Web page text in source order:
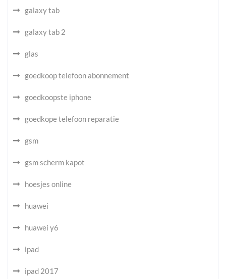
galaxy tab
galaxy tab 2
glas
goedkoop telefoon abonnement
goedkoopste iphone
goedkope telefoon reparatie
gsm
gsm scherm kapot
hoesjes online
huawei
huawei y6
ipad
ipad 2017